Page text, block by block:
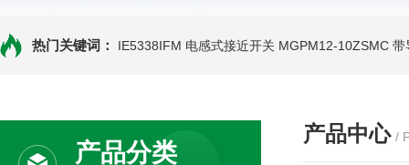
热门关键词： IE5338IFM 电感式接近开关 MGPM12-10ZSMC 带
产品分类
产品中心 /